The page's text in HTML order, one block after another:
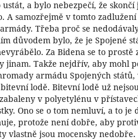
a bylo nebezpečí, že skončí
A samozřejmě v tomto
Třeba proč se
důvodem bylo, že je Spojené
Za Bidena se to prostě
jinam. Takže nejdřív, aby mohl
armádu Spojených
lodě. Bitevní lodě už
v polyetylénu v
Ono se o tom nemluví, a to je
protože není dobře, aby
vlastně jsou mocensky nedobře.